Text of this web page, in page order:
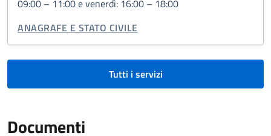
09:00 – 11:00 e venerdì: 16:00 – 18:00
CATEGORIA CORRELATA:
ANAGRAFE E STATO CIVILE
Tutti i servizi
Documenti